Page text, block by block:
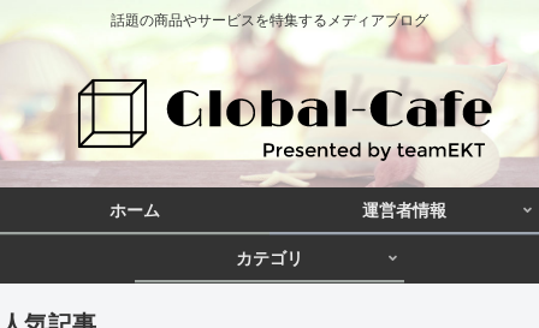
話題の商品やサービスを特集するメディアブログ
ホーム 運営者情報
カテゴリ